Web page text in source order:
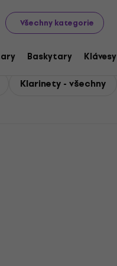
Všechny kategorie
Baskytary Klávesy
Klarinety
Klarinety - všechny